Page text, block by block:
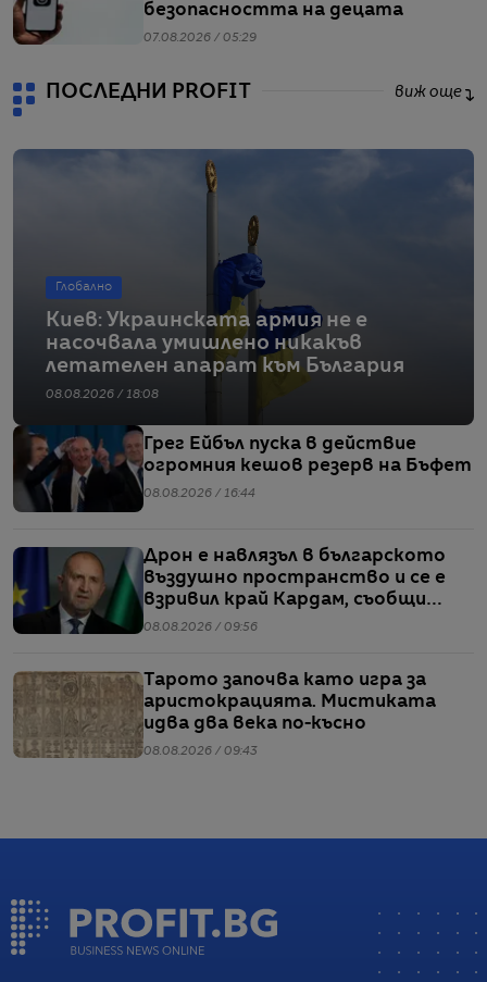
безопасността на децата
07.08.2026 / 05:29
ПОСЛЕДНИ PROFIT виж още
Глобално
Киев: Украинската армия не е
насочвала умишлено никакъв
летателен апарат към България
08.08.2026 / 18:08
Грег Ейбъл пуска в действие
огромния кешов резерв на Бъфет
08.08.2026 / 16:44
Дрон е навлязъл в българското
въздушно пространство и се е
взривил край Кардам, съобщи
Радев
08.08.2026 / 09:56
Тарото започва като игра за
аристокрацията. Мистиката
идва два века по-късно
08.08.2026 / 09:43